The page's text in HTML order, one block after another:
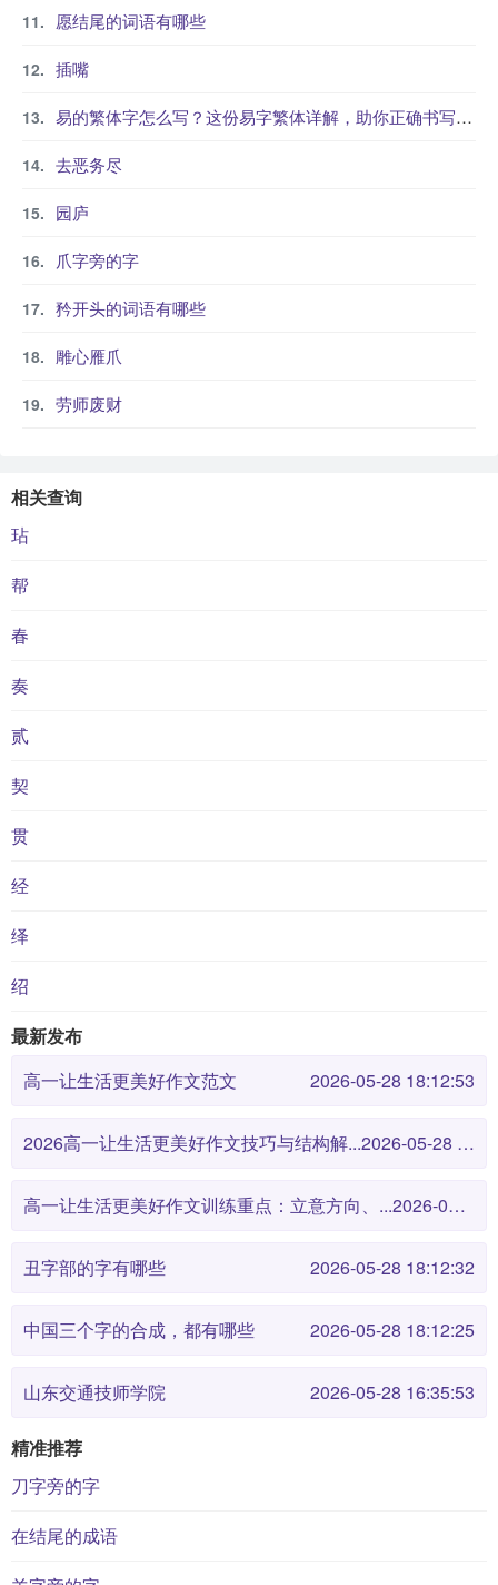
愿结尾的词语有哪些
插嘴
易的繁体字怎么写？这份易字繁体详解，助你正确书写汉字_汉字繁体学习
去恶务尽
园庐
爪字旁的字
矜开头的词语有哪些
雕心雁爪
劳师废财
相关查询
玷
帮
春
奏
贰
契
贯
经
绎
绍
最新发布
高一让生活更美好作文范文
2026-05-28 18:12:53
2026高一让生活更美好作文技巧与结构解... 2026-05-28 18:12:46
高一让生活更美好作文训练重点：立意方向、... 2026-05-28 18:12:38
丑字部的字有哪些 2026-05-28 18:12:32
中国三个字的合成，都有哪些 2026-05-28 18:12:25
山东交通技师学院 2026-05-28 16:35:53
精准推荐
刀字旁的字
在结尾的成语